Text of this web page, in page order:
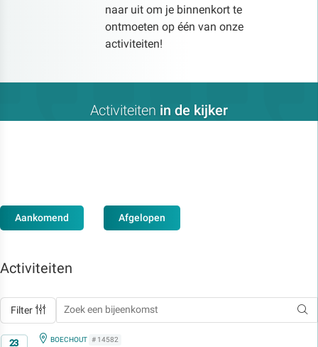
naar uit om je binnenkort te
ontmoeten op één van onze
activiteiten!
Activiteiten in de kijker
Aankomend Afgelopen
Activiteiten
Filter
Op23 IN
BOECHOUT # 14582